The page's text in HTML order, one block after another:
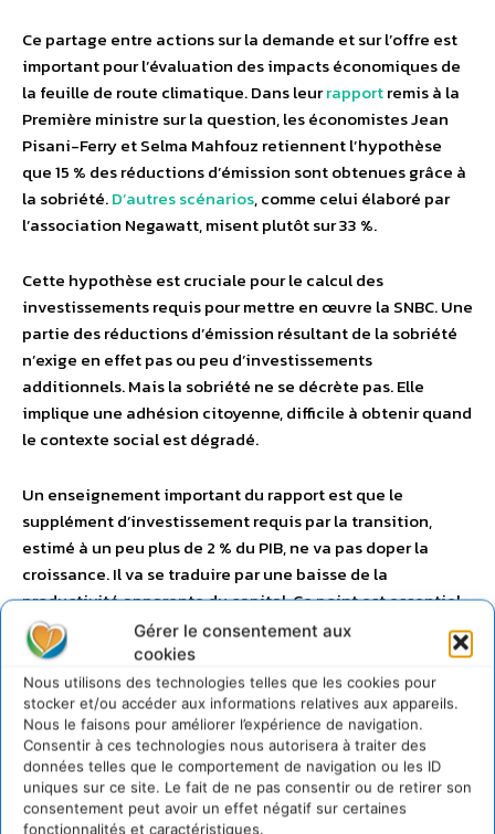
Gérer le consentement aux
cookies
Nous utilisons des technologies telles que les cookies pour
stocker et/ou accéder aux informations relatives aux appareils.
Nous le faisons pour améliorer l’expérience de navigation.
Consentir à ces technologies nous autorisera à traiter des
données telles que le comportement de navigation ou les ID
uniques sur ce site. Le fait de ne pas consentir ou de retirer son
consentement peut avoir un effet négatif sur certaines
fonctionnalités et caractéristiques.
Ce partage entre actions sur la demande et sur l’offre est
important pour l’évaluation des impacts économiques de
la feuille de route climatique. Dans leurrapportremis à la
Première ministre sur la question, les économistes Jean
Pisani-Ferry et Selma Mahfouz retiennent l’hypothèse
que 15 % des réductions d’émission sont obtenues grâce à
la sobriété.D’autres scénarios, comme celui élaboré par
l’association Negawatt, misent plutôt sur 33 %.
Cette hypothèse est cruciale pour le calcul des
investissements requis pour mettre en œuvre la SNBC. Une
partie des réductions d’émission résultant de la sobriété
n’exige en effet pas ou peu d’investissements
additionnels. Mais la sobriété ne se décrète pas. Elle
implique une adhésion citoyenne, difficile à obtenir quand
le contexte social est dégradé.
Un enseignement important du rapport est que le
supplément d’investissement requis par la transition,
estimé à un peu plus de 2 % du PIB, ne va pas doper la
croissance. Il va se traduire par une baisse de la
productivité apparente du capital. Ce point est essentiel :
ce qui réduit lesémissions de CO₂, ce n’est pas d’investir
dans des sources décarbonées. C’est de désinvestir des
sources fossiles en retirant ou reconvertissant le capital
lié à la production ou l’utilisation de l’énergie fossile. La
capacité productive n’est donc pas accrue par
l’investissement bas carbone et il faut financer le
désinvestissement en assurant les reconversions
industrielles et professionnelles.